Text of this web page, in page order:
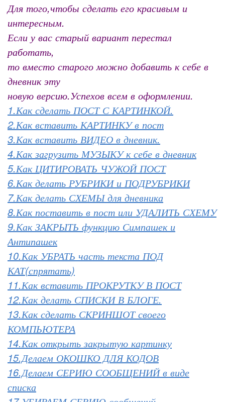
Для того,чтобы сделать его красивым и
интересным.
Если у вас старый вариант перестал
работать,
то вместо старого можно добавить к себе в
дневник эту
новую версию.Успехов всем в оформлении.
1.Как сделать ПОСТ С КАРТИНКОЙ.
2.Как вставить КАРТИНКУ в пост
3.Как вставить ВИДЕО в дневник.
4.Как загрузить МУЗЫКУ к себе в дневник
5.Как ЦИТИРОВАТЬ ЧУЖОЙ ПОСТ
6.Как делать РУБРИКИ и ПОДРУБРИКИ
7.Как делать СХЕМЫ для дневника
8.Как поставить в пост или УДАЛИТЬ СХЕМУ
9.Как ЗАКРЫТЬ функцию Симпашек и
Антипашек
10.Как УБРАТЬ часть текста ПОД
КАТ(спрятать)
11.Как вставить ПРОКРУТКУ В ПОСТ
12.Как делать СПИСКИ В БЛОГЕ.
13.Как сделать СКРИНШОТ своего
КОМПЬЮТЕРА
14.Как открыть закрытую картинку
15.Делаем ОКОШКО ДЛЯ КОДОВ
16.Делаем СЕРИЮ СООБЩЕНИЙ в виде
списка